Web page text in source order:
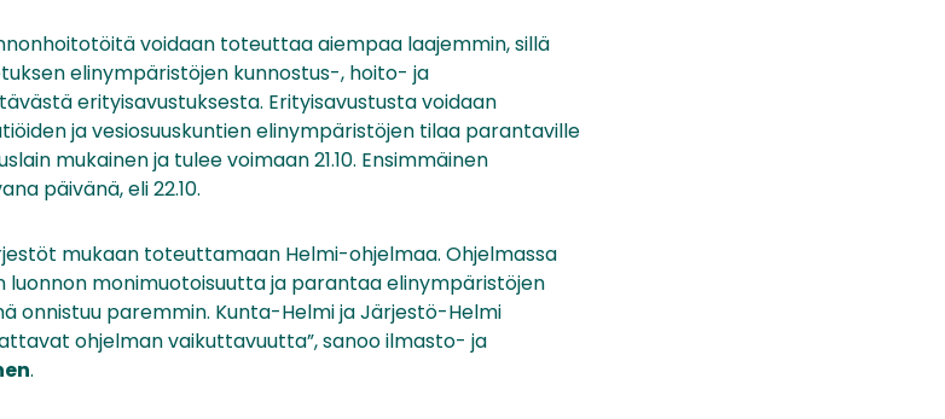
voidaan toteuttaa aiempaa laajemmin, sillä
elinympäristöjen kunnostus-, hoito- ja
erityisavustuksesta. Erityisavustusta voidaan
ja vesiosuuskuntien elinympäristöjen tilaa parantaville
mukainen ja tulee voimaan 21.10. Ensimmäinen
päivänä, eli 22.10.
mukaan toteuttamaan Helmi-ohjelmaa. Ohjelmassa
monimuotoisuutta ja parantaa elinympäristöjen
onnistuu paremmin. Kunta-Helmi ja Järjestö-Helmi
ohjelman vaikuttavuutta”, sanoo ilmasto- ja
.